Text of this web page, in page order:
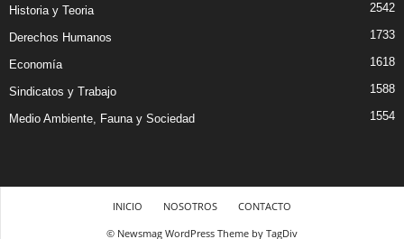
Historia y Teoria 2542
Derechos Humanos 1733
Economía 1618
Sindicatos y Trabajo 1588
Medio Ambiente, Fauna y Sociedad 1554
INICIO NOSOTROS
CONTACTO
© Newsmag WordPress Theme by TagDiv